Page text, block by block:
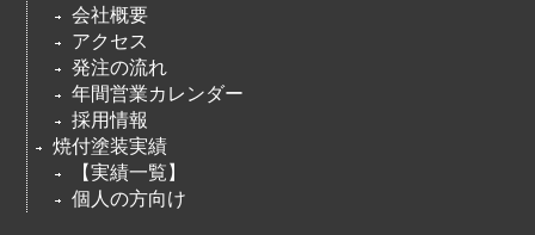
会社概要
アクセス
発注の流れ
年間営業カレンダー
採用情報
焼付塗装実績
【実績一覧】
個人の方向け